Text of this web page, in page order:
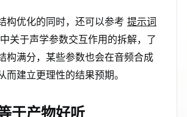
构优化的同时，还可以参考 提示词
中关于声学参数交互作用的拆解，了
构满分，某些参数也会在音频合成
而建立更理性的结果预期。
于产物好听